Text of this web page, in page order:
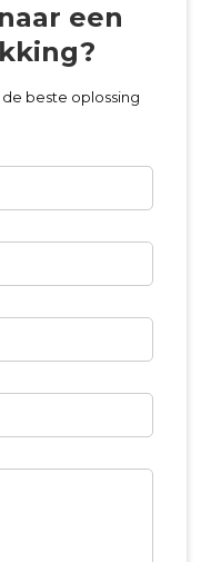
een
beste oplossing